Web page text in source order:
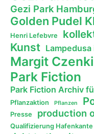
Gezi Park
Golden Pudel
Henri Lefebvre
Kunst Lampedusa
Margit Czenki
Park Fiction
Park Fiction Archiv
Pflanzaktion Pflanzen
Presse production
Qualifizierung Hafenkante